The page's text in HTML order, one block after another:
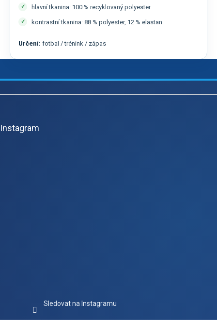
hlavní tkanina: 100 % recyklovaný polyester
kontrastní tkanina: 88 % polyester, 12 % elastan
Určení: fotbal / trénink / zápas
Z
Instagram
Sledovat na Instagramu